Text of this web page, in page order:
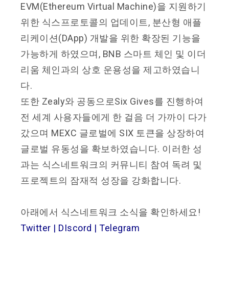
EVM(Ethereum Virtual Machine)을 지원하기
위한 식스프로토콜의 업데이트, 분산형 애플
리케이션(DApp) 개발을 위한 확장된 기능을
가능하게 하였으며, BNB 스마트 체인 및 이더
리움 체인과의 상호 운용성을 제고하였습니
다.
또한 Zealy와 공동으로Six Gives를 진행하여
전 세계 사용자들에게 한 걸음 더 가까이 다가
갔으며 MEXC 글로벌에 SIX 토큰을 상장하여
글로벌 유동성을 확보하였습니다. 이러한 성
과는 식스네트워크의 커뮤니티 참여 독려 및
프로젝트의 잠재적 성장을 강화합니다.
아래에서 식스네트워크 소식을 확인하세요!
Twitter | DIscord | Telegram